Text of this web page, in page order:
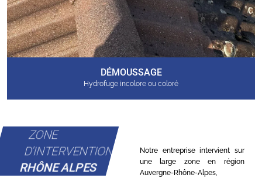
DÉMOUSSAGE
Hydrofuge incolore ou coloré
ZONE
D'INTERVENTION
RHÔNE ALPES
Notre entreprise intervient sur
une large zone en région
Auvergne-Rhône-Alpes,